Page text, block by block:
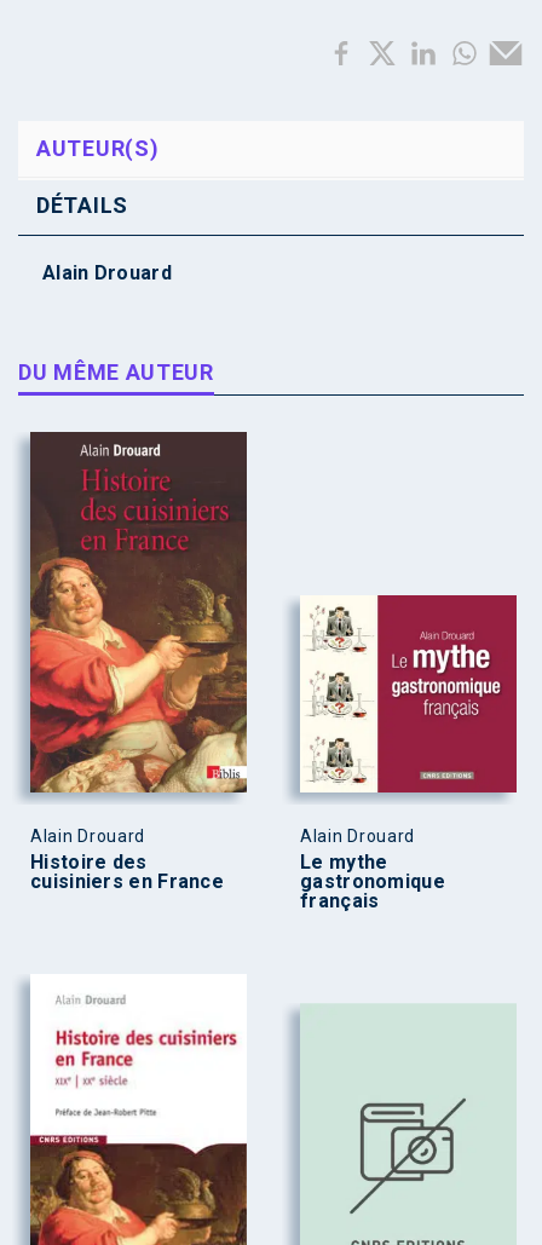
AUTEUR(S)
DÉTAILS
Alain Drouard
DU MÊME AUTEUR
Alain Drouard
Histoire des
cuisiniers en France
Alain Drouard
Le mythe
gastronomique
français